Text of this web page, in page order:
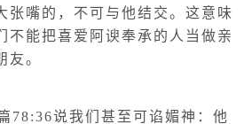
张嘴的，不可与他结交。这意味
不能把喜爱阿谀奉承的人当做亲
友。
78:36说我们甚至可谄媚神：他